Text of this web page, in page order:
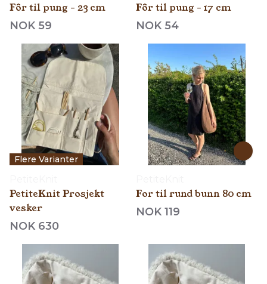
Fôr til pung - 23 cm
NOK 59
Fôr til pung - 17 cm
NOK 54
Flere Varianter
PetiteKnit Prosjekt
vesker
NOK 630
For til rund bunn 80 cm
NOK 119